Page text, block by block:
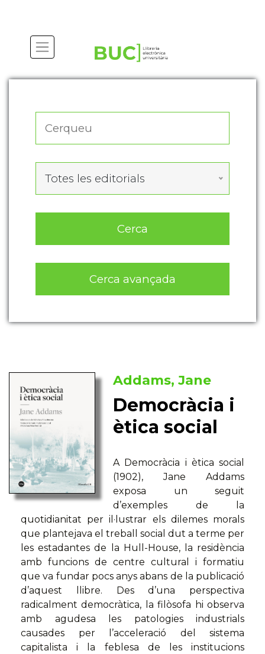
Totes les editorials
Cerca
Cerca avançada
Addams, Jane
Democràcia i
ètica social
A Democràcia i ètica social
(1902), Jane Addams
exposa un seguit
d’exemples de la
quotidianitat per il·lustrar els dilemes morals
que plantejava el treball social dut a terme per
les estadantes de la Hull-House, la residència
amb funcions de centre cultural i formatiu
que va fundar pocs anys abans de la publicació
d’aquest llibre. Des d’una perspectiva
radicalment democràtica, la filòsofa hi observa
amb agudesa les patologies industrials
causades per l’acceleració del sistema
capitalista i la feblesa de les institucions